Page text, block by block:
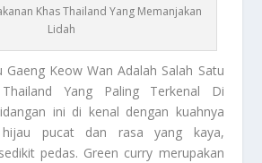
Khas Thailand Yang Memanjakan
Lidah
Keow Wan Adalah Salah Satu
Yang Paling Terkenal Di
ini di kenal dengan kuahnya
pucat dan rasa yang kaya,
pedas. Green curry merupakan